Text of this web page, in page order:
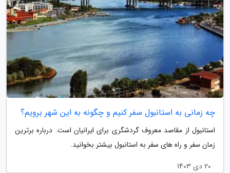
چه زمانی به استانبول سفر کنیم و چگونه به این شهر برویم؟
استانبول از مقاصد معروف گردشگری برای ایرانیان است. درباره برترین
زمان سفر و راه های سفر به استانبول بیشتر بخوانید.
20 دی 1403